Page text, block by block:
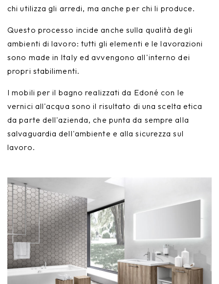
chi utilizza gli arredi, ma anche per chi li produce.
Questo processo incide anche sulla qualità degli
ambienti di lavoro: tutti gli elementi e le lavorazioni
sono made in Italy ed avvengono all'interno dei
propri stabilimenti.
I mobili per il bagno realizzati da Edoné con le
vernici all'acqua sono il risultato di una scelta etica
da parte dell'azienda, che punta da sempre alla
salvaguardia dell'ambiente e alla sicurezza sul
lavoro.